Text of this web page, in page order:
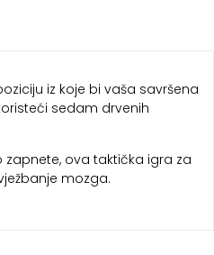
iz koje bi vaša savršena
sedam drvenih
zapnete, ova taktička igra za
mozga.